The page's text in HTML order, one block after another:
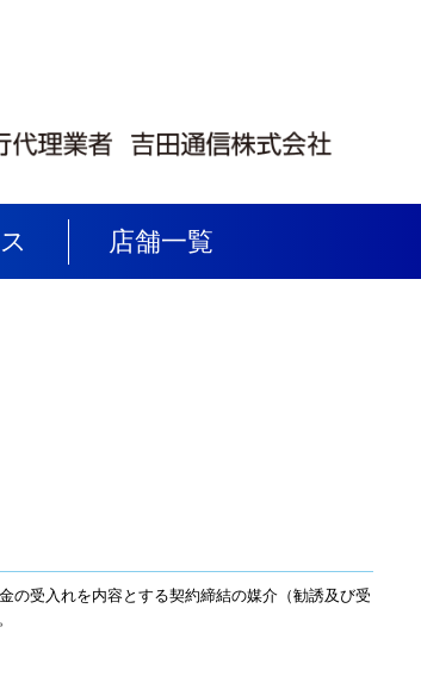
店舗一覧
の受入れを内容とする契約締結の媒介（勧誘及び受